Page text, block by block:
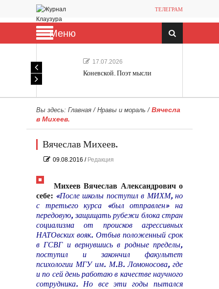
ТЕЛЕГРАМ
Меню
17.07.2026
Коневской. Поэт мысли
Вы здесь: Главная / Нравы и мораль / Вячесла
в Михеев.
Вячеслав Михеев.
09.08.2016 / Редакция
Михеев Вячеслав Александрович о
себе: «После школы поступил в МИХМ, но
с третьего курса «был отправлен» на
передовую, защищать рубежи блока стран
социализма от происков агрессивных
НАТОвских вояк. Отбыв положенный срок
в ГСВГ и вернувшись в родные пределы,
поступил и закончил факультет
психологии МГУ им. М.В. Ломоносова, где
и по сей день работаю в качестве научного
сотрудника. Но все эти годы пытался